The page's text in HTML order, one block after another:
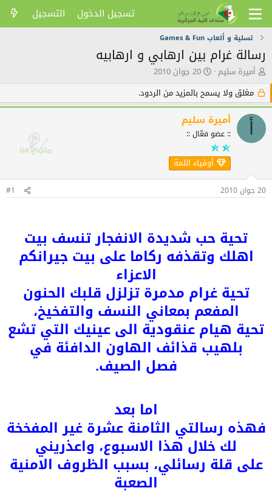
تسجيل الدخول التسجيل
تسلية و ألعاب Games & Fun
رسالة غرام بين ارهابي و ارهابيه
ك
ت
ب
ا
م
و
ع
أميرة سليم ت
ر
ي
ا
ل
ش
ر
20 جوان 2010
مغلق ولا يسمح بالمزيد من الردود.
أميرة سليم
:: عضو فعّال ::
أوفياء اللمة
20 جوان 2010 #1
تحية حب شديدة الانفجار تنسف بيت
اهلك وتقذفه ركاما على بيت جيرانكم
الاعزاء
تحية غرام مدمرة تزلزل قلبك الحنون
المفعم بمعاني النسف والتفخيخ،
تحية هيام عنقودية الى عينيك التي تشع
بلهيب قذائف الهاون الدافئة في
فصل الصيف.
اما بعد
فهذه رسالتي الثامنة عشرة غير المفخخة
لك خلال هذا الاسبوع، واعذريني
على قلة رسائلي، بسبب الظروف الامنية
الصعبة